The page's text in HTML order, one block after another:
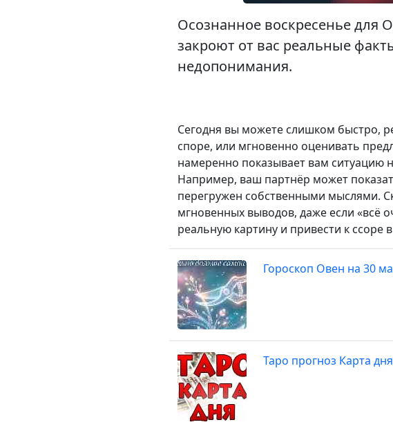
Осознанное воскресенье
закроют от вас реальные
недопонимания.
Сегодня вы можете слишком быстро,
споре, или мгновенно оценивать
намеренно показывает вам ситуацию
Например, ваш партнёр может
перегружен собственными мыслями.
мгновенных выводов, даже если «всё
реальную картину и привести к
Гороскоп Овен на 30
Таро прогноз Карта